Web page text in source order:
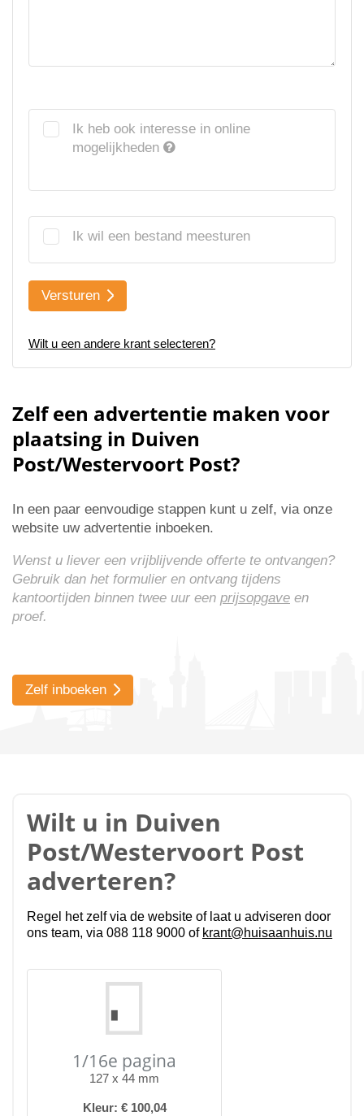
Ik heb ook interesse in online
mogelijkheden
Ik wil een bestand meesturen
Versturen
Wilt u een andere krant selecteren?
Zelf een advertentie maken voor
plaatsing in Duiven
Post/Westervoort Post?
In een paar eenvoudige stappen kunt u zelf, via onze
website uw advertentie inboeken.
Wenst u liever een vrijblijvende offerte te ontvangen?
Gebruik dan het formulier en ontvang tijdens
kantoortijden binnen twee uur een prijsopgave en
proef.
Zelf inboeken
Wilt u in Duiven
Post/Westervoort Post
adverteren?
Regel het zelf via de website of laat u adviseren door
ons team, via 088 118 9000 of krant@huisaanhuis.nu
1/16e pagina
127 x 44 mm
Kleur: € 100,04